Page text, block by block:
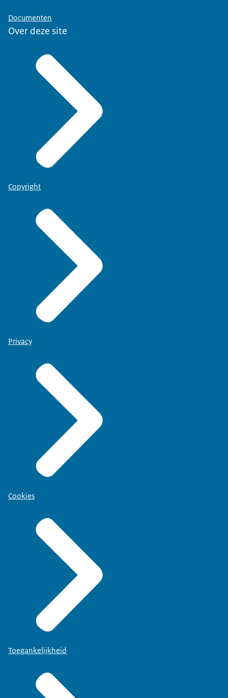
Documenten
Over deze site
Copyright
Privacy
Cookies
Toegankelijkheid